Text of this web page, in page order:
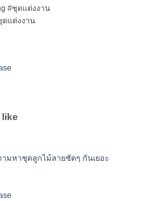
#ชุดแต่งงาน
ดแต่งงาน
like
ามหาชุดลูกไม้ลายชัดๆ กันเยอะ